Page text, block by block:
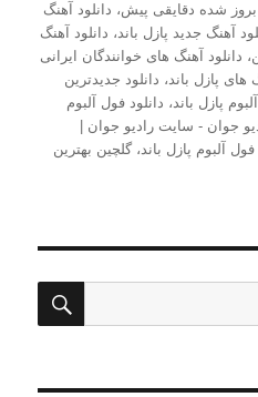
بروز شده دقایقی پیش، دانلود آهنگ
آهنگ جدید پازل باند، دانلود آهنگ
، دانلود آهنگ های خوانندگان ایرانی
های پازل باند، دانلود جدیدترین
پازل باند، دانلود فول آلبوم
جوان - سایت رادیو جوان |
فول آلبوم پازل باند،گلچین بهترین